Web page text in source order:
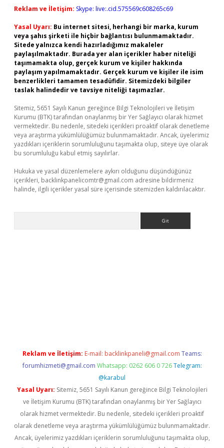
Reklam ve İletişim: Skype: live:.cid.575569c608265c69
Yasal Uyarı: Bu internet sitesi, herhangi bir marka, kurum
veya şahıs şirketi ile hiçbir bağlantısı bulunmamaktadır.
Sitede yalnızca kendi hazırladığımız makaleler
paylaşılmaktadır. Burada yer alan içerikler haber niteliği
taşımamakta olup, gerçek kurum ve kişiler hakkında
paylaşım yapılmamaktadır. Gerçek kurum ve kişiler ile isim
benzerlikleri tamamen tesadüfidir. Sitemizdeki bilgiler
taslak halindedir ve tavsiye niteliği taşımazlar.
Sitemiz, 5651 Sayılı Kanun gereğince Bilgi Teknolojileri ve İletişim
Kurumu (BTK) tarafından onaylanmış bir Yer Sağlayıcı olarak hizmet
vermektedir. Bu nedenle, sitedeki içerikleri proaktif olarak denetleme
veya araştırma yükümlülüğümüz bulunmamaktadır. Ancak, üyelerimiz
yazdıkları içeriklerin sorumluluğunu taşımakta olup, siteye üye olarak
bu sorumluluğu kabul etmiş sayılırlar.
Hukuka ve yasal düzenlemelere aykırı olduğunu düşündüğünüz
içerikleri, backlinkpanelicomtr@gmail.com adresine bildirmeniz
halinde, ilgili içerikler yasal süre içerisinde sitemizden kaldırılacaktır.
Reklam ve İletişim: E-mail: backlinkpaneli@gmail.com Teams:
forumhizmeti@gmail.com Whatsapp: 0262 606 0 726 Telegram:
@karabul
Yasal Uyarı: Sitemiz, 5651 Sayılı Kanun gereğince Bilgi Teknolojileri
ve İletişim Kurumu (BTK) tarafından onaylanmış bir Yer Sağlayıcı
olarak hizmet vermektedir. Bu nedenle, sitedeki içerikleri proaktif
olarak denetleme veya araştırma yükümlülüğümüz bulunmamaktadır.
Ancak, üyelerimiz yazdıkları içeriklerin sorumluluğunu taşımakta olup,